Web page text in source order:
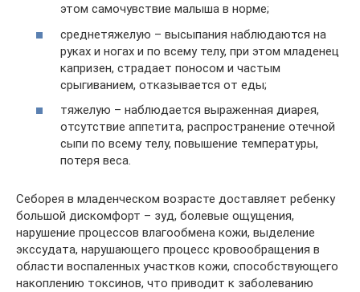
этом самочувствие малыша в норме;
среднетяжелую – высыпания наблюдаются на
руках и ногах и по всему телу, при этом младенец
капризен, страдает поносом и частым
срыгиванием, отказывается от еды;
тяжелую – наблюдается выраженная диарея,
отсутствие аппетита, распространение отечной
сыпи по всему телу, повышение температуры,
потеря веса.
Себорея в младенческом возрасте доставляет ребенку
большой дискомфорт – зуд, болевые ощущения,
нарушение процессов влагообмена кожи, выделение
экссудата, нарушающего процесс кровообращения в
области воспаленных участков кожи, способствующего
накоплению токсинов, что приводит к заболеванию